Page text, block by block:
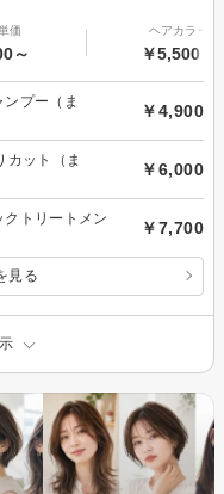
価
～
ヘアカラー
￥5,500～
プー（ま
￥4,900
カット（ま
￥6,000
クトリートメン
￥7,700
見る